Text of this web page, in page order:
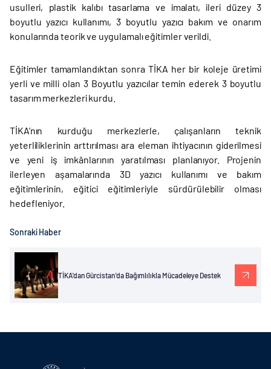
usulleri, plastik kalıbı tasarlama ve imalatı, ileri düzey 3
boyutlu yazıcı kullanımı, 3 boyutlu yazıcı bakım ve onarım
konularında teorik ve uygulamalı eğitimler verildi.
Eğitimler tamamlandıktan sonra TİKA her bir koleje üretimi
yerli ve milli olan 3 Boyutlu yazıcılar temin ederek 3 boyutlu
tasarım merkezleri kurdu.
TİKA’nın kurduğu merkezlerle, çalışanların teknik
yeterliliklerinin arttırılması ara eleman ihtiyacının giderilmesi
ve yeni iş imkânlarının yaratılması planlanıyor. Projenin
ilerleyen aşamalarında 3D yazıcı kullanımı ve bakım
eğitimlerinin, eğitici eğitimleriyle sürdürülebilir olması
hedefleniyor.
Sonraki Haber
TİKA'dan Gürcistan'da Bağımlılıkla Mücadeleye Destek